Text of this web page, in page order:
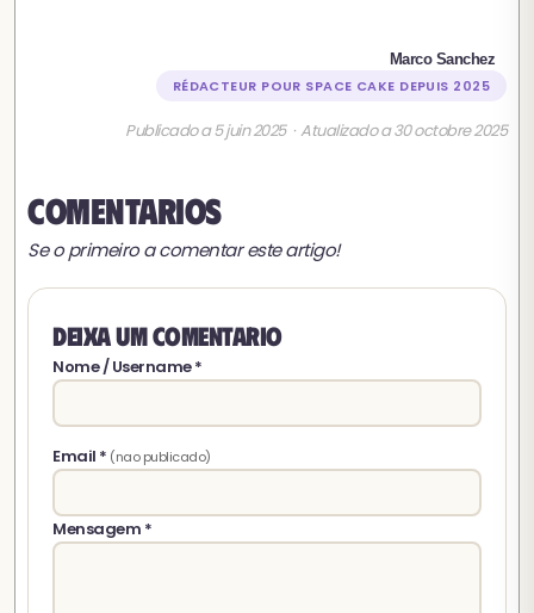
Marco Sanchez
RÉDACTEUR POUR SPACE CAKE DEPUIS 2025
Publicado a 5 juin 2025 · Atualizado a 30 octobre 2025
Comentarios
Se o primeiro a comentar este artigo!
Deixa um comentario
Nome / Username *
Email * (nao publicado)
Mensagem *